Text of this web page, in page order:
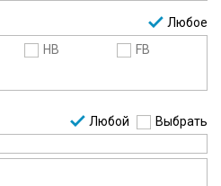
Любое
HB
FB
Любой Выбрать